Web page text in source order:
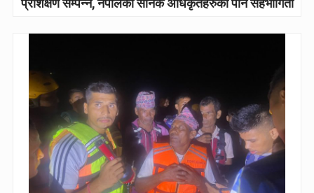
प्रशिक्षण सम्पन्न, नेपालका सैनिक अधिकृतहरुको पनि सहभागिता